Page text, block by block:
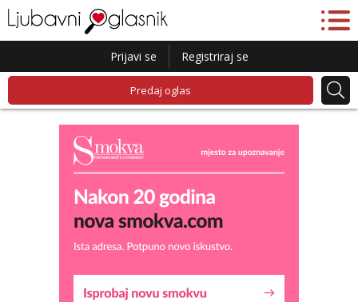
Prijavi se Registriraj se
Predaj oglas